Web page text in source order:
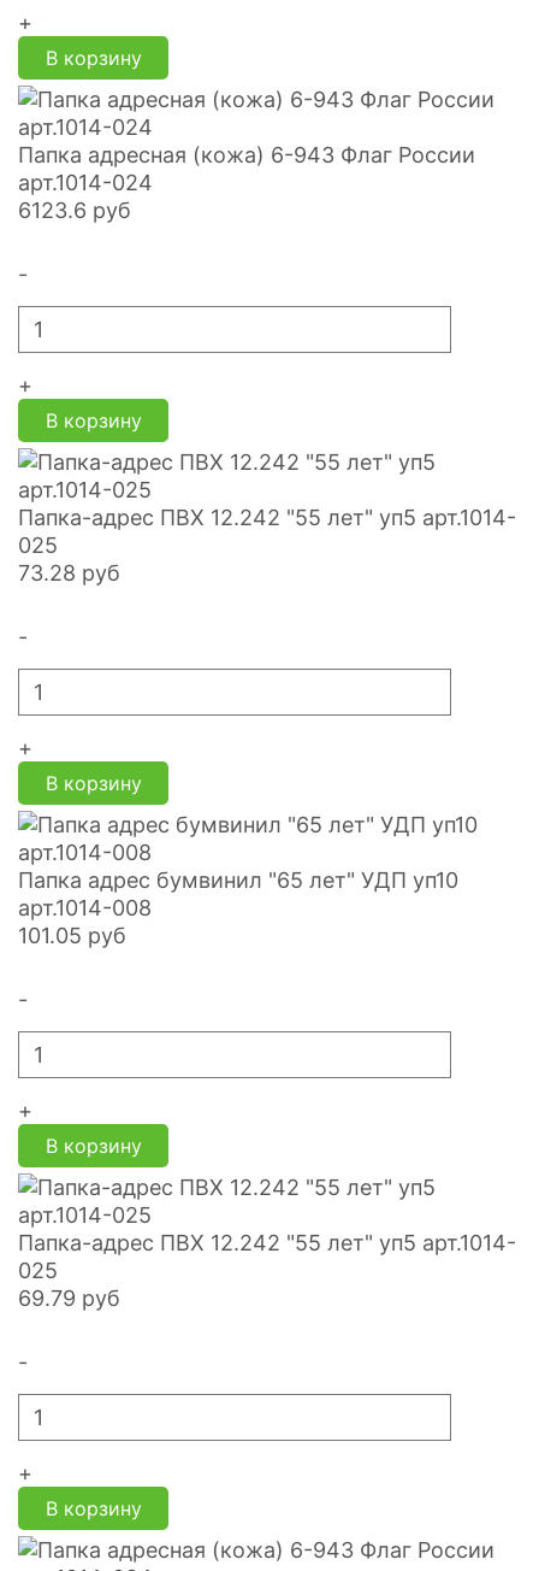
+
В корзину
Папка адресная (кожа) 6-943 Флаг России
арт.1014-024
6123.6 руб
-
+
В корзину
Папка-адрес ПВХ 12.242 "55 лет" уп5 арт.1014-
025
73.28 руб
-
+
В корзину
Папка адрес бумвинил "65 лет" УДП уп10
арт.1014-008
101.05 руб
-
+
В корзину
Папка-адрес ПВХ 12.242 "55 лет" уп5 арт.1014-
025
69.79 руб
-
+
В корзину